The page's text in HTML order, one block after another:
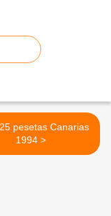
pesetas Canarias
1994 >